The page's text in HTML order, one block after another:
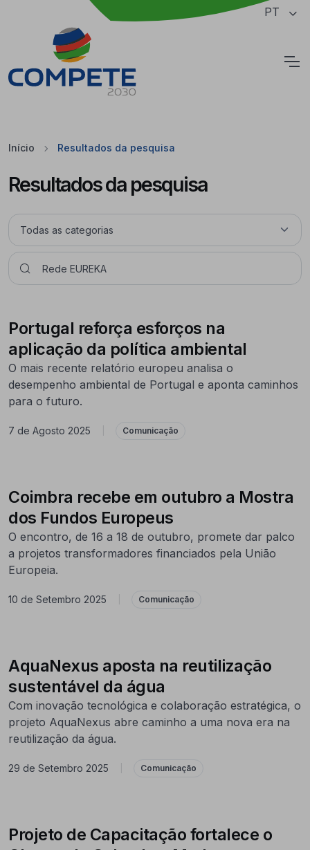
Saltar para o conteúdo principal da página PT
Início Resultados da pesquisa
Resultados da pesquisa
Portugal reforça esforços na
aplicação da política ambiental
O mais recente relatório europeu analisa o
desempenho ambiental de Portugal e aponta caminhos
para o futuro.
7 de Agosto 2025 Comunicação
Coimbra recebe em outubro a Mostra
dos Fundos Europeus
O encontro, de 16 a 18 de outubro, promete dar palco
a projetos transformadores financiados pela União
Europeia.
10 de Setembro 2025 Comunicação
AquaNexus aposta na reutilização
sustentável da água
Com inovação tecnológica e colaboração estratégica, o
projeto AquaNexus abre caminho a uma nova era na
reutilização da água.
29 de Setembro 2025 Comunicação
Projeto de Capacitação fortalece o